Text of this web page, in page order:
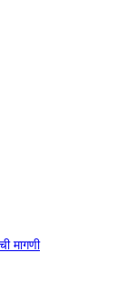
मागणी